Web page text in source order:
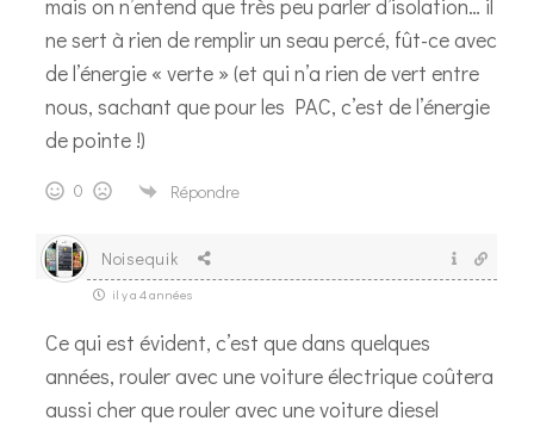
mais on n’entend que très peu parler d’isolation… il
ne sert à rien de remplir un seau percé, fût-ce avec
de l’énergie « verte » (et qui n’a rien de vert entre
nous, sachant que pour les PAC, c’est de l’énergie
de pointe !)
0 Répondre
Noisequik
il y a 4 années
Ce qui est évident, c’est que dans quelques
années, rouler avec une voiture électrique coûtera
aussi cher que rouler avec une voiture diesel